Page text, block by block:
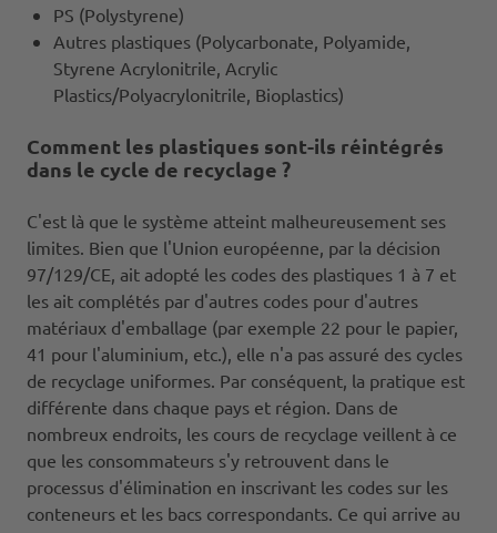
PS (Polystyrene)
Autres plastiques (Polycarbonate, Polyamide,
Styrene Acrylonitrile, Acrylic
Plastics/Polyacrylonitrile, Bioplastics)
Comment les plastiques sont-ils réintégrés
dans le cycle de recyclage ?
C'est là que le système atteint malheureusement ses
limites. Bien que l'Union européenne, par la décision
97/129/CE, ait adopté les codes des plastiques 1 à 7 et
les ait complétés par d'autres codes pour d'autres
matériaux d'emballage (par exemple 22 pour le papier,
41 pour l'aluminium, etc.), elle n'a pas assuré des cycles
de recyclage uniformes. Par conséquent, la pratique est
différente dans chaque pays et région. Dans de
nombreux endroits, les cours de recyclage veillent à ce
que les consommateurs s'y retrouvent dans le
processus d'élimination en inscrivant les codes sur les
conteneurs et les bacs correspondants. Ce qui arrive au